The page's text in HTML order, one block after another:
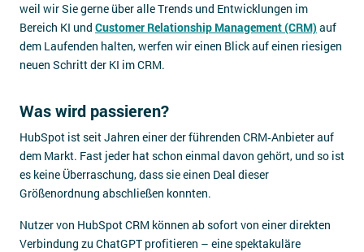
weil wir Sie gerne über alle Trends und Entwicklungen im
Bereich KI und Customer Relationship Management (CRM) auf
dem Laufenden halten, werfen wir einen Blick auf einen riesigen
neuen Schritt der KI im CRM.
Was wird passieren?
HubSpot ist seit Jahren einer der führenden CRM‑Anbieter auf
dem Markt. Fast jeder hat schon einmal davon gehört, und so ist
es keine Überraschung, dass sie einen Deal dieser
Größenordnung abschließen konnten.
Nutzer von HubSpot CRM können ab sofort von einer direkten
Verbindung zu ChatGPT profitieren – eine spektakuläre